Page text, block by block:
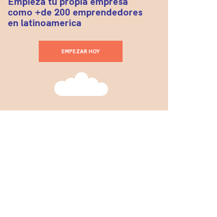
como +de 200 emprendedores
en latinoamerica
EMPEZAR HOY